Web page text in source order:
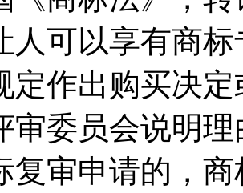
人可以享有商
定作出购买决
审委员会说明
复审申请的，